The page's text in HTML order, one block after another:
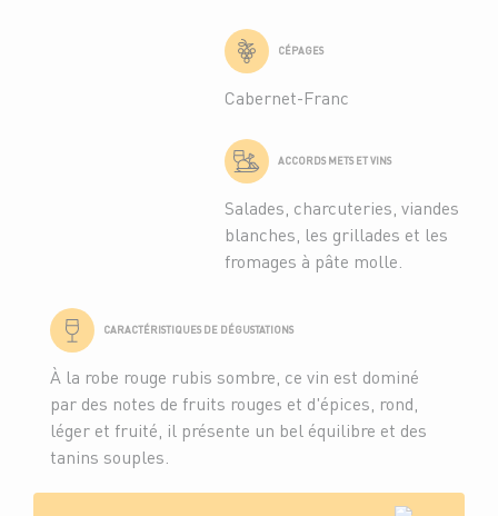
CÉPAGES
Cabernet-Franc
ACCORDS METS ET VINS
Salades, charcuteries, viandes
blanches, les grillades et les
fromages à pâte molle.
CARACTÉRISTIQUES DE DÉGUSTATIONS
À la robe rouge rubis sombre, ce vin est dominé
par des notes de fruits rouges et d'épices, rond,
léger et fruité, il présente un bel équilibre et des
tanins souples.